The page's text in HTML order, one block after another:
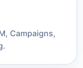
Campaigns,